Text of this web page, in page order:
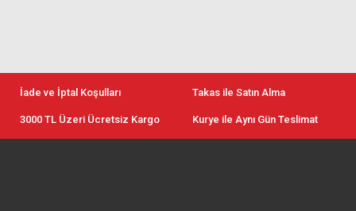
İade ve İptal Koşulları Takas ile Satın Alma
3000 TL Üzeri Ücretsiz Kargo Kurye ile Aynı Gün Teslimat